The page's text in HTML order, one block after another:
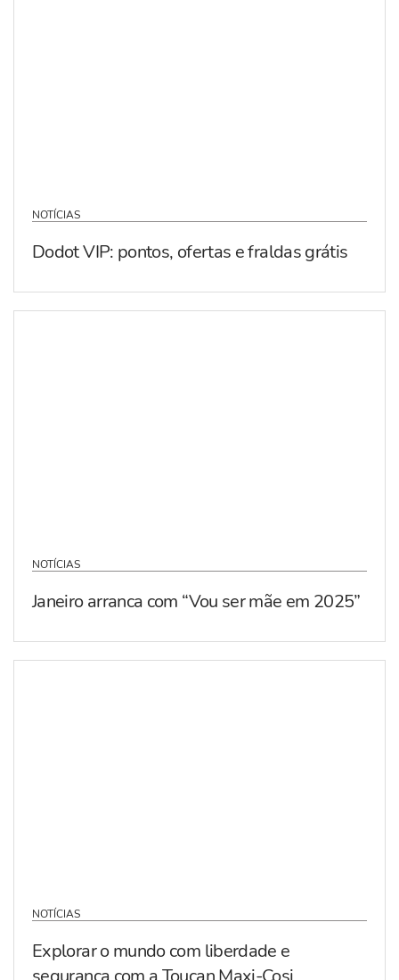
NOTÍCIAS
Dodot VIP: pontos, ofertas e fraldas grátis
NOTÍCIAS
Janeiro arranca com “Vou ser mãe em 2025”
NOTÍCIAS
Explorar o mundo com liberdade e